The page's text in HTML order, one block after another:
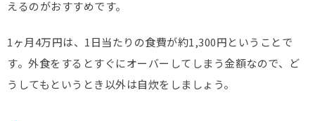
えるのがおすすめです。
1ヶ月4万円は、1日当たりの食費が約1,300円ということで
す。外食をするとすぐにオーバーしてしまう金額なので、ど
うしてもというとき以外は自炊をしましょう。